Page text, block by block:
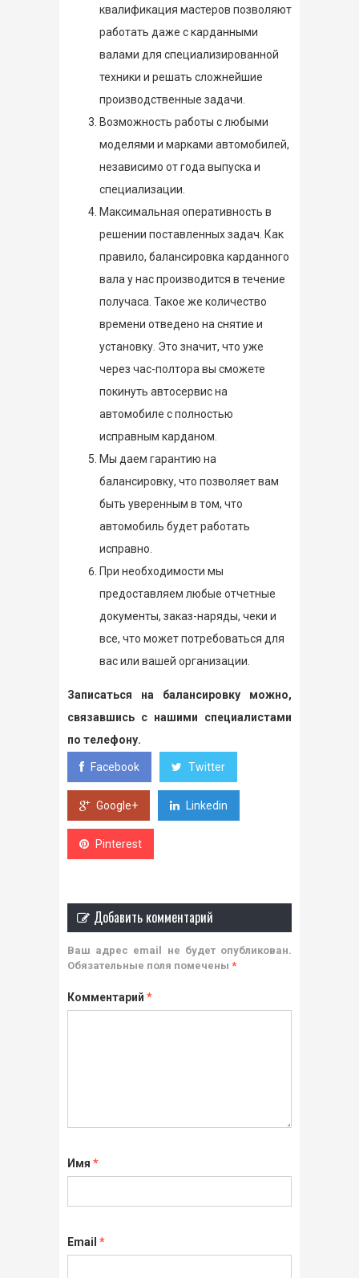
квалификация мастеров позволяют
работать даже с карданными
валами для специализированной
техники и решать сложнейшие
производственные задачи.
Возможность работы с любыми
моделями и марками автомобилей,
независимо от года выпуска и
специализации.
Максимальная оперативность в
решении поставленных задач. Как
правило, балансировка карданного
вала у нас производится в течение
получаса. Такое же количество
времени отведено на снятие и
установку. Это значит, что уже
через час-полтора вы сможете
покинуть автосервис на
автомобиле с полностью
исправным карданом.
Мы даем гарантию на
балансировку, что позволяет вам
быть уверенным в том, что
автомобиль будет работать
исправно.
При необходимости мы
предоставляем любые отчетные
документы, заказ-наряды, чеки и
все, что может потребоваться для
вас или вашей организации.
Записаться на балансировку можно,
связавшись с нашими специалистами
по телефону.
Facebook Twitter
Google+ Linkedin
Pinterest
Добавить комментарий
Ваш адрес email не будет опубликован.
Обязательные поля помечены *
Комментарий *
Имя *
Email *